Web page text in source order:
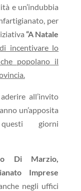
e un’indubbia
per
“A Natale
incentivare lo
popolano il
all’invito
un’apposita
giorni
Di Marzio,
Imprese
negli uffici